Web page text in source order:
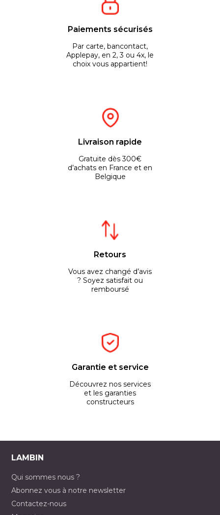
Paiements sécurisés
Par carte, bancontact,
Applepay, en 2, 3 ou 4x, le
choix vous appartient!
Livraison rapide
Gratuite dès 300€
d’achats en France et en
Belgique
Retours
Vous avez changé d’avis
? Soyez satisfait ou
remboursé
Garantie et service
Découvrez nos services
et les garanties
constructeurs
LAMBIN
Qui sommes nous ?
Abonnez vous à notre newsletter
Contactez-nous